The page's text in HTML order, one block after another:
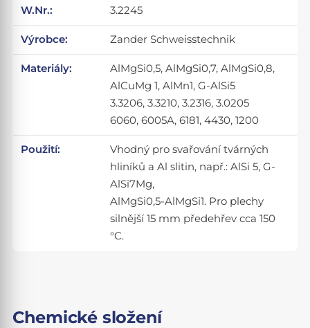
W.Nr.: 3.2245
Výrobce: Zander Schweisstechnik
Materiály:
AlMgSi0,5, AlMgSi0,7, AlMgSi0,8,
AlCuMg 1, AlMn1, G-AlSi5
3.3206, 3.3210, 3.2316, 3.0205
6060, 6005A, 6181, 4430, 1200
Použití:
Vhodný pro svařování tvárných
hliníků a Al slitin, např.: AlSi 5, G-
AlSi7Mg,
AlMgSi0,5-AlMgSi1. Pro plechy
silnější 15 mm předehřev cca 150
°C.
Chemické složení